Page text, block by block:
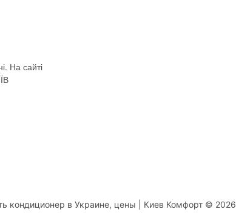
На сайті
кондиционер в Украине, цены | Киев Комфорт © 2026